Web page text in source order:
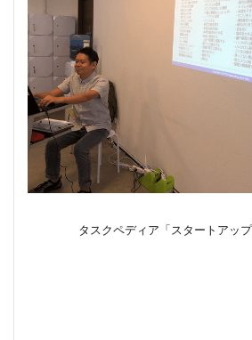
タスクペディア「スタートアッ